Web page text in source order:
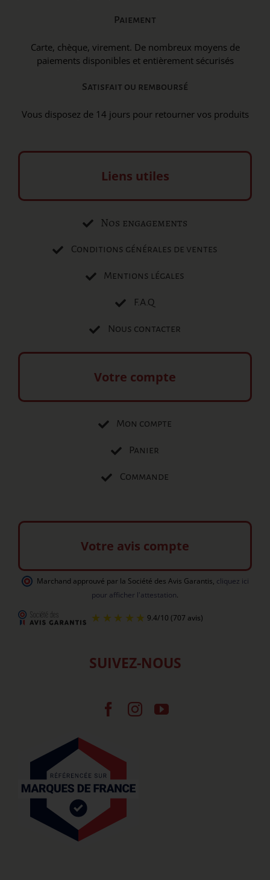
Paiement
Carte, chèque, virement. De nombreux moyens de
paiements disponibles et entièrement sécurisés
Satisfait ou remboursé
Vous disposez de 14 jours pour retourner vos produits
Liens utiles
Nos engagements
Conditions générales de ventes
Mentions légales
F.A.Q
Nous contacter
Votre compte
Mon compte
Panier
Commande
Votre avis compte
Marchand approuvé par la Société des Avis Garantis, cliquez ici
pour afficher l'attestation.
SUIVEZ-NOUS